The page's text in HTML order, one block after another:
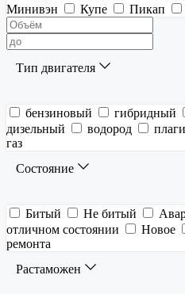
Минивэн
Купе Пикап
Тип двигателя
бензиновый гибридный
дизельный
водород
газ
Состояние
Битый Не битый
отличном состоянии
Новое
ремонта
Растаможен